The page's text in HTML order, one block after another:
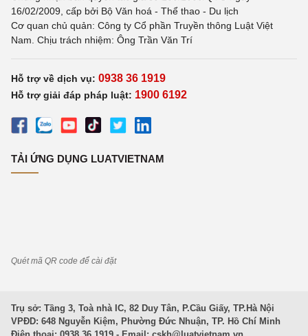
16/02/2009, cấp bởi Bộ Văn hoá - Thể thao - Du lịch
Cơ quan chủ quản: Công ty Cổ phần Truyền thông Luật Việt
Nam. Chịu trách nhiệm: Ông Trần Văn Trí
Hỗ trợ về dịch vụ: 0938 36 1919
Hỗ trợ giải đáp pháp luật: 1900 6192
TẢI ỨNG DỤNG LUATVIETNAM
Quét mã QR code để cài đặt
Trụ sở: Tầng 3, Toà nhà IC, 82 Duy Tân, P.Cầu Giấy, TP.Hà Nội
VPĐD: 648 Nguyễn Kiệm, Phường Đức Nhuận, TP. Hồ Chí Minh